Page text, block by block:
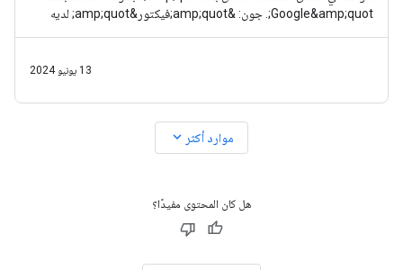
Google&amp;quot;. جون: &amp;quot;فيكتور&amp;quot; لديه
13 يونيو 2024
موارد أكثر expand_more
هل كان المحتوى مفيدًا؟